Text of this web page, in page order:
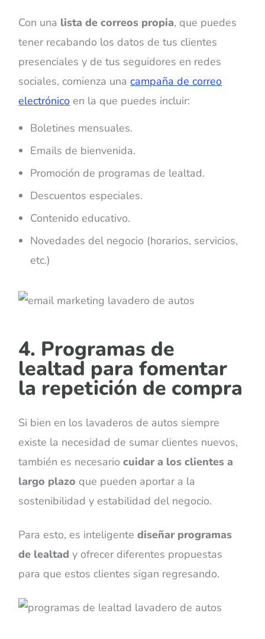
Con una lista de correos propia, que puedes
tener recabando los datos de tus clientes
presenciales y de tus seguidores en redes
sociales, comienza unacampaña de correo
electrónico en la que puedes incluir:
Boletines mensuales.
Emails de bienvenida.
Promoción de programas de lealtad.
Descuentos especiales.
Contenido educativo.
Novedades del negocio (horarios, servicios,
etc.)
4. Programas de
lealtad para fomentar
la repetición de compra
Si bien en los lavaderos de autos siempre
existe la necesidad de sumar clientes nuevos,
también es necesariocuidar a los clientes a
largo plazo que pueden aportar a la
sostenibilidad y estabilidad del negocio.
Para esto, es inteligentediseñar programas
de lealtady ofrecer diferentes propuestas
para que estos clientes sigan regresando.